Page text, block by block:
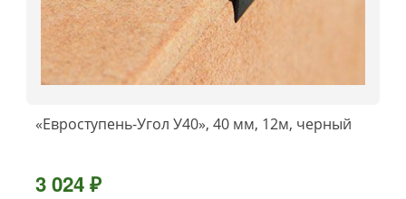
«Евроступень-Угол У40», 40 мм, 12м, черный
3 024 ₽